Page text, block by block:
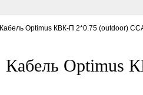
Кабель Optimus КВК-П 2*0.75 (outdoor)
Кабель Optimus